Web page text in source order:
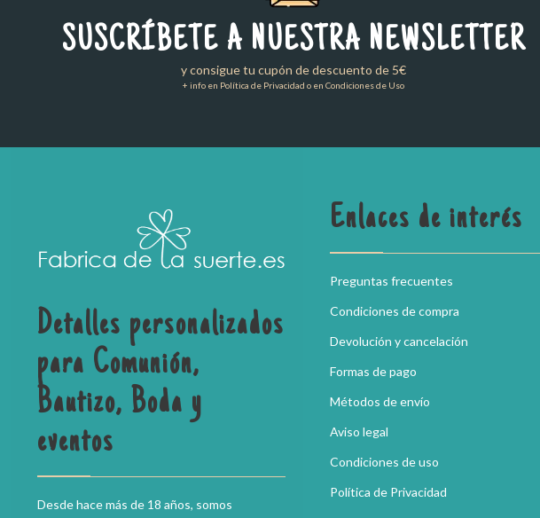
SUSCRÍBETE A NUESTRA NEWSLETTER
y consigue tu cupón de descuento de 5€
+ info en Política de Privacidad o en Condiciones de Uso
Detalles personalizados
para Comunión,
Bautizo, Boda y
eventos
Desde hace más de 18 años, somos
Enlaces de interés
Preguntas frecuentes
Condiciones de compra
Devolución y cancelación
Formas de pago
Métodos de envío
Aviso legal
Condiciones de uso
Política de Privacidad